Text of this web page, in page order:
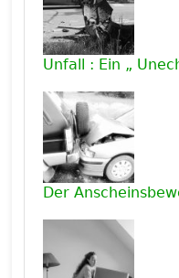
Unfall : Ein „
Der